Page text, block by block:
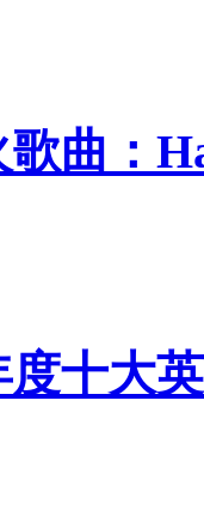
歌曲：
度十大